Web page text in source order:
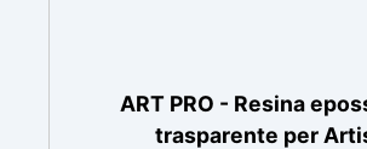
ART PRO - Resina
trasparente per